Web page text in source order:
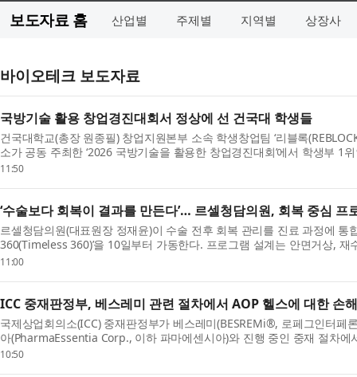
보도자료 홈 산업별 주제별 지역별 상장사
바이오테크 보도자료
국방기술 활용 창업경진대회서 정상에 선 건국대 학생들
건국대학교(총장 원종필) 창업지원본부 소속 학생창업팀 ‘리블록
소가 공동 주최한 ‘2026 국방기술을 활용한 창업경진대회’에서 학생부 1
은 국방기술을 도시 보행환경 개선에 접목한 친환경 ...
11:50
‘수술보다 회복이 결과를 만든다’… 르셀청담의원, 회복 중심 프
르셀청담의원(대표원장 정재윤)이 수술 전후 회복 관리를 진료 과정에 통
360(Timeless 360)’을 10일부터 가동한다. 프로그램 설계는 안면거상,
을 쌓아온 정우송 원장이 맡았다. 타임리스 360은 수술 결과...
11:00
ICC 중재판정부, 베스레미 관련 절차에서 AOP 헬스에 대한 손
국제상업회의소(ICC) 중재판정부가 베스레미(BESREMi®, 로페그인터페
아(PharmaEssentia Corp., 이하 파마에센시아)와 진행 중인 중재 절차에
(quantum award)을 통해 AOP 오펀 파마슈티컬스(AOP Orphan
10:50